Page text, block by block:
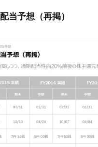
当予想（再掲）